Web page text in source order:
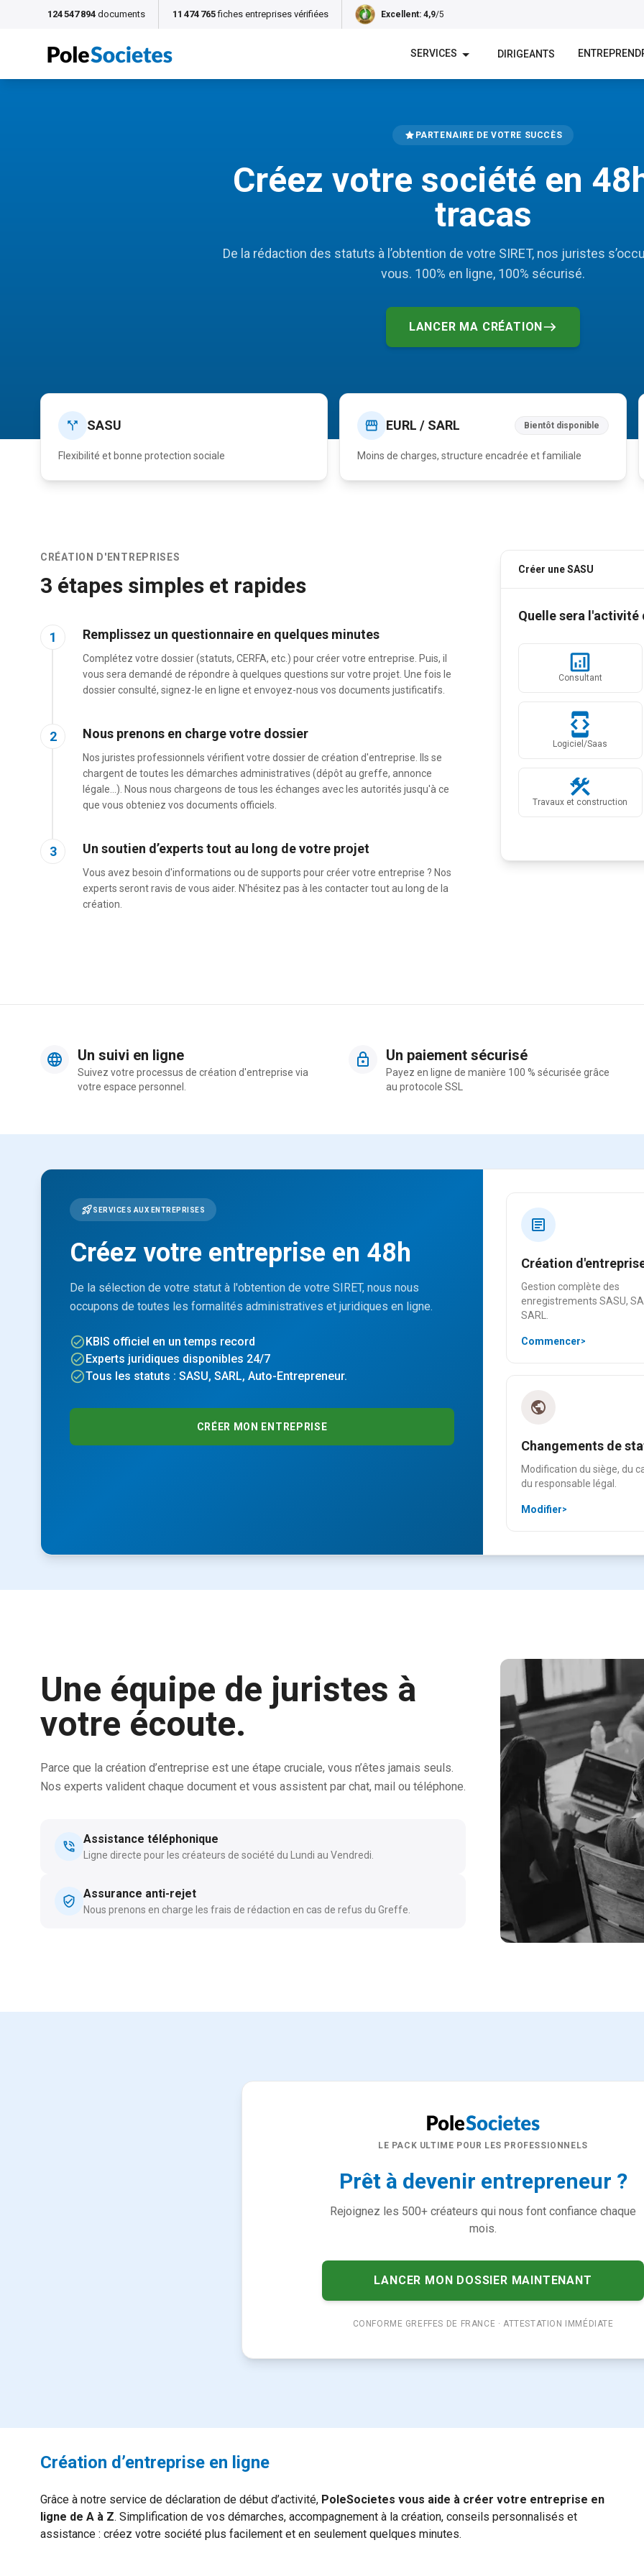
124 547 894 documents 11 474 765 fiches entreprises vérifiées Excellent: 4,9/5
SERVICES DIRIGEANTS
PARTENAIRE DE VOTRE SUCCÈS
Créez votre société en
tracas
De la rédaction des statuts à l’obtention de votre SIRET, nos juristes
vous. 100% en ligne, 100% sécurisé.
LANCER MA CRÉATION
SASU
Flexibilité et bonne protection sociale
EURL / SARL Bientôt disponible
Moins de charges, structure encadrée et familiale
CRÉATION D'ENTREPRISES
3 étapes simples et rapides
1 Remplissez un questionnaire en quelques minutes
Complétez votre dossier (statuts, CERFA, etc.) pour créer votre entreprise. Puis, il
vous sera demandé de répondre à quelques questions sur votre projet. Une fois le
dossier consulté, signez-le en ligne et envoyez-nous vos documents justificatifs.
2 Nous prenons en charge votre dossier
Nos juristes professionnels vérifient votre dossier de création d'entreprise. Ils se
chargent de toutes les démarches administratives (dépôt au greffe, annonce
légale...). Nous nous chargeons de tous les échanges avec les autorités jusqu'à ce
que vous obteniez vos documents officiels.
3 Un soutien d’experts tout au long de votre projet
Vous avez besoin d'informations ou de supports pour créer votre entreprise ? Nos
experts seront ravis de vous aider. N'hésitez pas à les contacter tout au long de la
création.
Créer une SASU
Quelle sera l'activité
Consultant
Logiciel/Saas
Travaux et construction
Un suivi en ligne
Suivez votre processus de création d'entreprise via
votre espace personnel.
Un paiement sécurisé
Payez en ligne de manière 100 % sécurisée grâce
au protocole SSL
SERVICES AUX ENTREPRISES
Créez votre entreprise en 48h
De la sélection de votre statut à l'obtention de votre SIRET, nous nous
occupons de toutes les formalités administratives et juridiques en ligne.
KBIS officiel en un temps record
Experts juridiques disponibles 24/7
Tous les statuts : SASU, SARL, Auto-Entrepreneur.
CRÉER MON ENTREPRISE
Création
Gestion complète des
enregistrements SASU,
SARL.
Commencer>
Changements de
Modification du siège, du
du responsable légal.
Modifier>
Une équipe de juristes à
votre écoute.
Parce que la création d’entreprise est une étape cruciale, vous n’êtes jamais seuls.
Nos experts valident chaque document et vous assistent par chat, mail ou téléphone.
Assistance téléphonique
Ligne directe pour les créateurs de société du Lundi au Vendredi.
Assurance anti-rejet
Nous prenons en charge les frais de rédaction en cas de refus du Greffe.
LE PACK ULTIME POUR LES PROFESSIONNELS
Prêt à devenir entrepreneur ?
Rejoignez les 500+ créateurs qui nous font confiance chaque
mois.
LANCER MON DOSSIER MAINTENANT
CONFORME GREFFES DE FRANCE · ATTESTATION IMMÉDIATE
Création d’entreprise en ligne
Grâce à notre service de déclaration de début d’activité, PoleSocietes vous aide à créer votre entreprise en
ligne de A à Z. Simplification de vos démarches, accompagnement à la création, conseils personnalisés et
assistance : créez votre société plus facilement et en seulement quelques minutes.